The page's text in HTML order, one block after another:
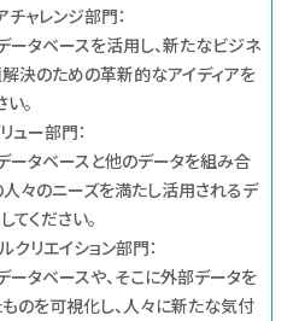
ャレンジ部門：
ータベースを活用し、新たなビジネ
決のための革新的なアイディアを
。
ー部門：
ータベースと他のデータを組み合
人々のニーズを満たし活用されるデ
てください。
リエイション部門：
ータベースや、そこに外部データを
のを可視化し、人々に新たな気付